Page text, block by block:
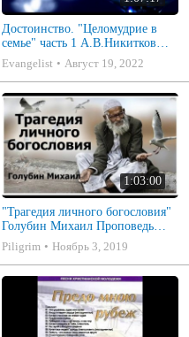
Достоинство. "Целомудрие в
семье" часть 1 А.В.Никитков
Беседа для семейных МСЦ ЕХБ
Evangelist Август 19, 2022
1:03:00
"Трагедия личного богословия"
Голубин Михаил Проповедь
2019
Piligrim Ноябрь 3, 2019